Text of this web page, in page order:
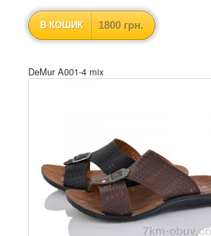
В КОШИК 1800 грн.
DeMur A001-4 mix